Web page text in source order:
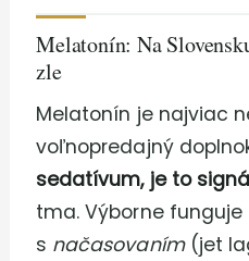
Melatonín: Na
zle
Melatonín je najviac
voľnopredajný
sedatívum, je to
tma. Výborne
s načasovaním(jet